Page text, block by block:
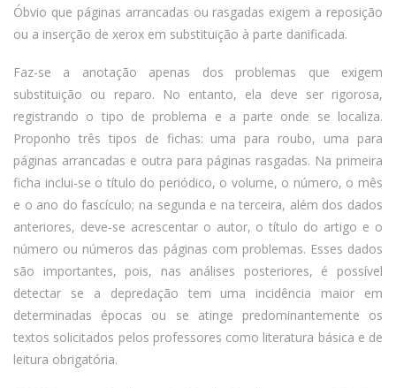
Óbvio que páginas arrancadas ou rasgadas exigem a reposição
ou a inserção de xerox em substituição à parte danificada.
Faz-se a anotação apenas dos problemas que exigem
substituição ou reparo. No entanto, ela deve ser rigorosa,
registrando o tipo de problema e a parte onde se localiza.
Proponho três tipos de fichas: uma para roubo, uma para
páginas arrancadas e outra para páginas rasgadas. Na primeira
ficha inclui-se o título do periódico, o volume, o número, o mês
e o ano do fascículo; na segunda e na terceira, além dos dados
anteriores, deve-se acrescentar o autor, o título do artigo e o
número ou números das páginas com problemas. Esses dados
são importantes, pois, nas análises posteriores, é possível
detectar se a depredação tem uma incidência maior em
determinadas épocas ou se atinge predominantemente os
textos solicitados pelos professores como literatura básica e de
leitura obrigatória.